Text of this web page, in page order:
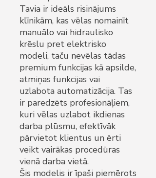
Tavia ir ideāls risinājums
klīnikām, kas vēlas nomainīt
manuālo vai hidraulisko
krēslu pret elektrisko
modeli, taču nevēlas tādas
premium funkcijas kā apsilde,
atmiņas funkcijas vai
uzlabota automatizācija. Tas
ir paredzēts profesionāļiem,
kuri vēlas uzlabot ikdienas
darba plūsmu, efektīvāk
pārvietot klientus un ērti
veikt vairākas procedūras
vienā darba vietā.
Šis modelis ir īpaši piemērots